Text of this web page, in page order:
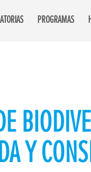
PROGRAMAS
Y